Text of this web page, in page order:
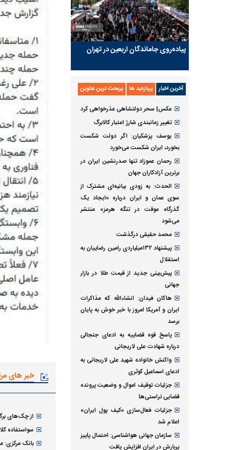
خبر های
از چک‌های
سواستفاده
بانک مرکزی:
پیاده‌روی جاماندگان اربعین در تهران
آخرین اخبار پربازدید ها پربحث ترین عناوین
عکس| سحر دولتشاهی عذرخواهی کرد
تغییر زمانبندی‌ شارژ اعتبار کالابرگ
یوسف پزشکیان: اگر دولت شکست
بخورد، ایران شکست می‌خورد
رحمان عموزاد تنها صدرنشین ایران در
برترین آزادکاران جهان
الحدث: به زودی بیانیه‌ای مشترک از
سوی عمان و ایران درباره «ایجاد یک
گذرگاه موقت در تنگه هرمز» منتشر
می‌شود
محمد حقیقی درگذشت
پیشنهاد ۱۳۲میلیاردی رامین رضاییان به
استقلال
پیش‌بینی جدید از قیمت طلا در بازار
جهانی
هاکان فیدان: انشاءالله که مذاکرات
ایران و آمریکا امروز با خبر خوش به پایان
برسد
پاسخ قوه قضاییه به ادعای جنجالی
درباره شهادت علی لاریجانی
واکنش خانواده شهید علی لاریجانی به
ادعای اسماعیل کوثری
جزئیات توقیف اموال و وضعیت پرونده
قضایی تراستی‌ها
جزئیات فعال‌سازی «کیف پول ایران»
اعلام شد
سازمان جهانی هواشناسی: احتمال پاییز
پربارش در ایران افزایش یافت